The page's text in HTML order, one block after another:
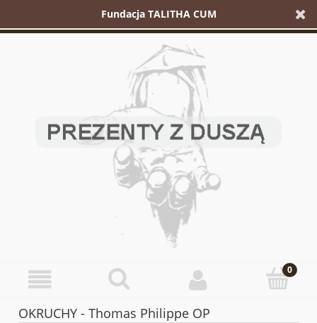
Fundacja TALITHA CUM
OKRUCHY - Thomas Philippe OP